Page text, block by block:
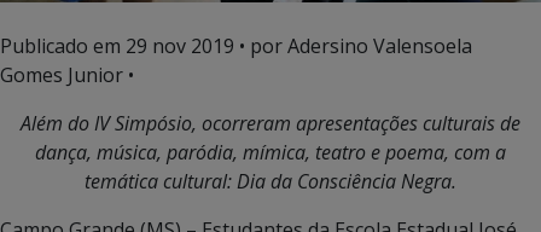
Publicado em 29 nov 2019 • por Adersino Valensoela
Gomes Junior •
Além do IV Simpósio, ocorreram apresentações culturais de
dança, música, paródia, mímica, teatro e poema, com a
temática cultural: Dia da Consciência Negra.